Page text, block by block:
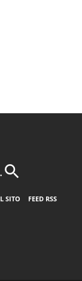
SITO
FEED RSS